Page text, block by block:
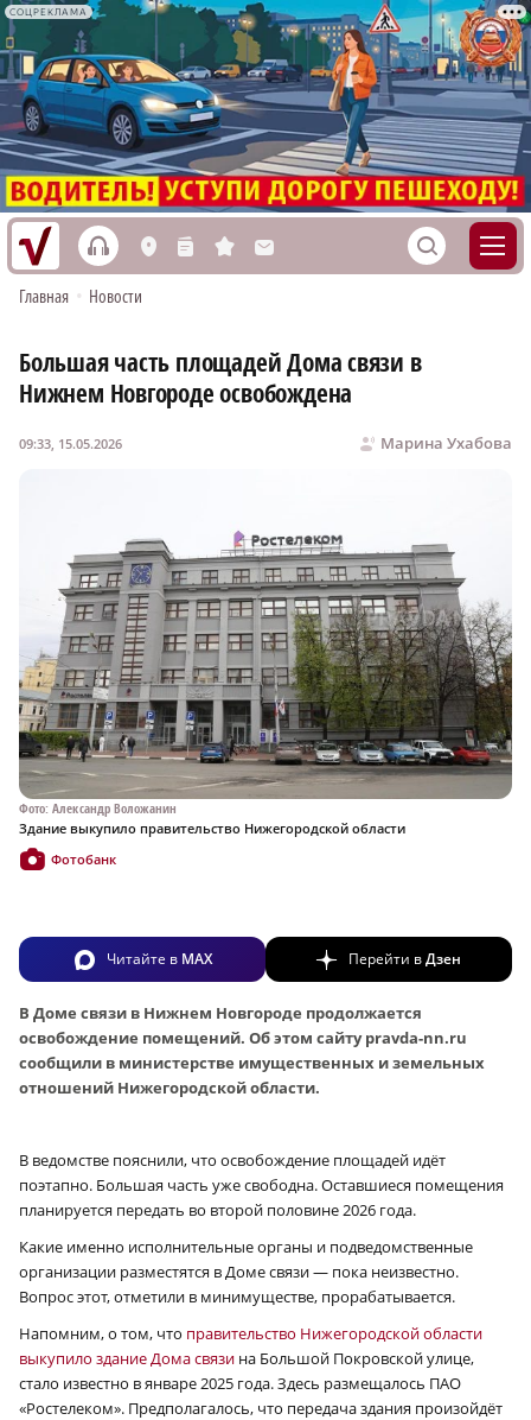
СОЦРЕКЛАМА
h L n s M S
Главная • Новости
Большая часть площадей Дома связи в
Нижнем Новгороде освобождена
Марина Ухабова
09:33, 15.05.2026
Фото: Александр Воложанин
Здание выкупило правительство Нижегородской области
Фотобанк
Читайте в MAX Перейти вДзен
В Доме связи в Нижнем Новгороде продолжается
освобождение помещений. Об этом сайту pravda-nn.ru
сообщили в министерстве имущественных и земельных
отношений Нижегородской области.
В ведомстве пояснили, что освобождение площадей идёт
поэтапно. Большая часть уже свободна. Оставшиеся помещения
планируется передать во второй половине 2026 года.
Какие именно исполнительные органы и подведомственные
организации разместятся в Доме связи — пока неизвестно.
Вопрос этот, отметили в минимуществе, прорабатывается.
Напомним, о том, что правительство Нижегородской области
выкупило здание Дома связи на Большой Покровской улице,
стало известно в январе 2025 года. Здесь размещалось ПАО
«Ростелеком». Предполагалось, что передача здания произойдёт